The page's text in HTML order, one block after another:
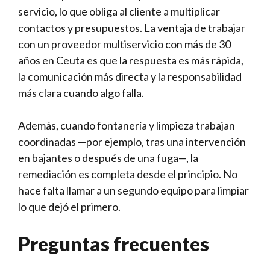
servicio, lo que obliga al cliente a multiplicar
contactos y presupuestos. La ventaja de trabajar
con un proveedor multiservicio con más de 30
años en Ceuta es que la respuesta es más rápida,
la comunicación más directa y la responsabilidad
más clara cuando algo falla.
Además, cuando fontanería y limpieza trabajan
coordinadas —por ejemplo, tras una intervención
en bajantes o después de una fuga—, la
remediación es completa desde el principio. No
hace falta llamar a un segundo equipo para limpiar
lo que dejó el primero.
Preguntas frecuentes